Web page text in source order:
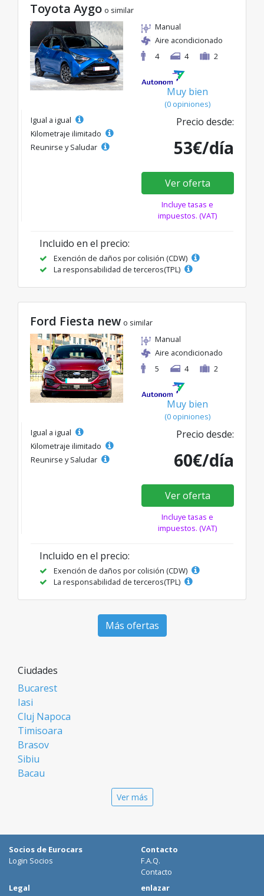
Toyota Aygo o similar
Manual
Aire acondicionado
4
4 2
Muy bien
(0 opiniones)
Igual a igual
Kilometraje ilimitado
Reunirse y Saludar
Precio desde:
53€/día
Ver oferta
Incluye tasas e
impuestos. (VAT)
Incluido en el precio:
Exención de daños por colisión (CDW)
La responsabilidad de terceros(TPL)
Ford Fiesta new o similar
Manual
Aire acondicionado
5
4 2
Muy bien
(0 opiniones)
Igual a igual
Kilometraje ilimitado
Reunirse y Saludar
Precio desde:
60€/día
Ver oferta
Incluye tasas e
impuestos. (VAT)
Incluido en el precio:
Exención de daños por colisión (CDW)
La responsabilidad de terceros(TPL)
Más ofertas
Ciudades
Bucarest
Iasi
Cluj Napoca
Timisoara
Brasov
Sibiu
Bacau
Galati
Suceava
Focsani
Ver más
Socios de Eurocars
Login Socios
Contacto
F.A.Q.
Contacto
Legal
enlazar